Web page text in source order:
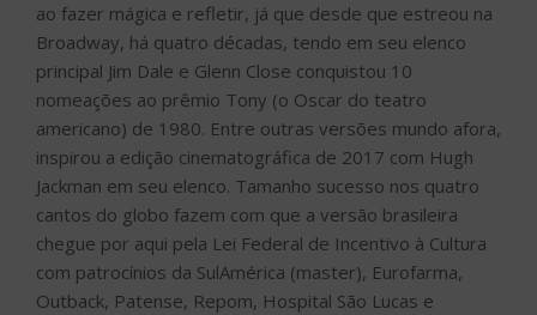
ao fazer mágica e refletir, já que desde que estreou na
Broadway, há quatro décadas, tendo em seu elenco
principal Jim Dale e Glenn Close conquistou 10
nomeações ao prêmio Tony (o Oscar do teatro
americano) de 1980. Entre outras versões mundo afora,
inspirou a edição cinematográfica de 2017 com Hugh
Jackman em seu elenco. Tamanho sucesso nos quatro
cantos do globo fazem com que a versão brasileira
chegue por aqui pela Lei Federal de Incentivo à Cultura
com patrocínios da SulAmérica (master), Eurofarma,
Outback, Patense, Repom, Hospital São Lucas e